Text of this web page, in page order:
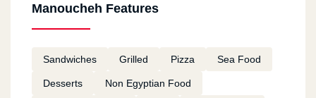
Manoucheh Features
Sandwiches Grilled Pizza Sea Food
Desserts Non Egyptian Food